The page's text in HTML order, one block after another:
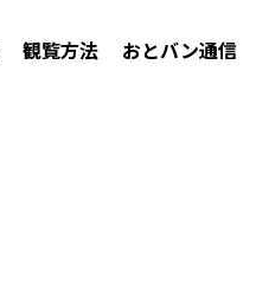
観覧方法 おとバン通信